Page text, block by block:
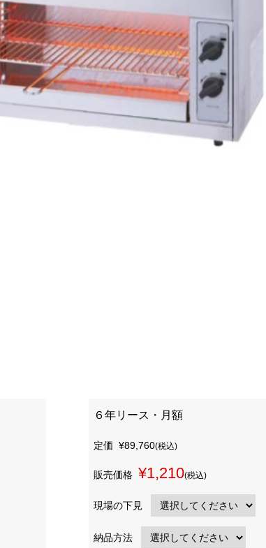
６年リース・月額
定価 ¥89,760(税込)
販売価格 ¥1,210(税込)
現場の下見
納品方法